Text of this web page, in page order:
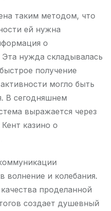
таким методом, что
ей нужна
о
нужда складывалась
получение
могло быть
В сегодняшнем
выражается через
казино о
волнение и колебания.
проделанной
создает душевный